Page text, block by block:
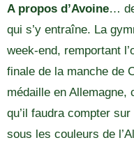
A propos d’Avoine…
qui s’y entraîne. La
week-end, remportant
finale de la manche de
médaille en Allemagne,
qu’il faudra compter
sous les couleurs de